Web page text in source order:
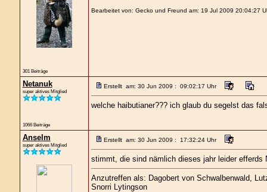
301 Beiträge
Bearbeitet von: Gecko und Freund am: 19 Jul 2009 20:04:27
Netanuk
super aktives Mitglied
1066 Beiträge
Erstellt am: 30 Jun 2009 : 09:02:17 Uhr
welche haibutianer??? ich glaub du segelst das
Anselm
super aktives Mitglied
Erstellt am: 30 Jun 2009 : 17:32:24 Uhr
stimmt, die sind nämlich dieses jahr leider efferds
Anzutreffen als: Dagobert von Schwalbenwald,
Snorri Lytingson